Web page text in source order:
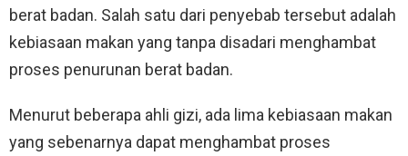
berat badan. Salah satu dari penyebab tersebut adalah
kebiasaan makan yang tanpa disadari menghambat
proses penurunan berat badan.
Menurut beberapa ahli gizi, ada lima kebiasaan makan
yang sebenarnya dapat menghambat proses